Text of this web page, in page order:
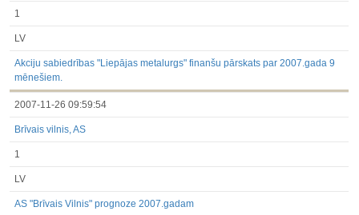
1
LV
Akciju sabiedrības "Liepājas metalurgs" finanšu pārskats par 2007.gada 9
mēnešiem.
2007-11-26 09:59:54
Brīvais vilnis, AS
1
LV
AS "Brīvais Vilnis" prognoze 2007.gadam